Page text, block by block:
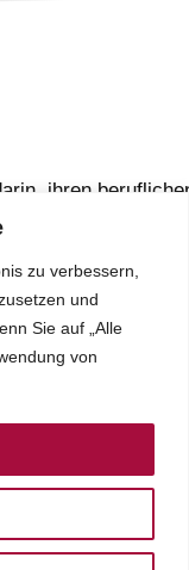
zu verbessern,
und
Sie auf „Alle
von
ihren
faire Chancen im
Rechtliche
Toggle
Navigation